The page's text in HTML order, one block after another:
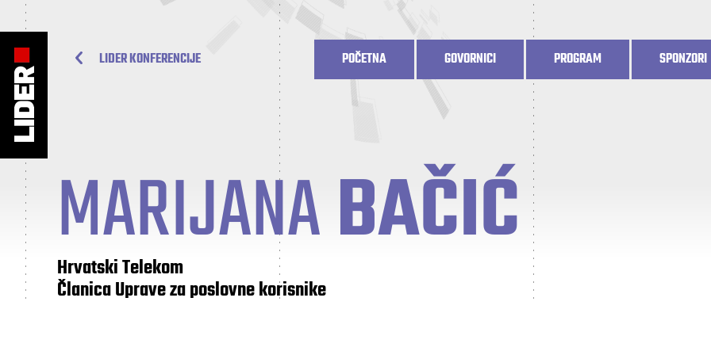
LIDER KONFERENCIJE POČETNA GOVORNICI PROGRAM SPONZORI
MARIJANABAČIĆ
Hrvatski Telekom
Članica Uprave za poslovne korisnike